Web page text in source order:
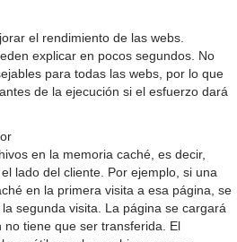
el rendimiento de las webs.
explicar en pocos segundos. No
para todas las webs, por lo que
de la ejecución si el esfuerzo dará
en la memoria caché, es decir,
lado del cliente. Por ejemplo, si una
en la primera visita a esa página, se
segunda visita. La página se cargará
tiene que ser transferida. El